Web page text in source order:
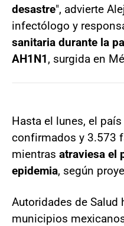
desastre", advierte
infectólogo y
sanitaria durante la
AH1N1, surgida en
Hasta el lunes, el
confirmados y 3.573
mientras atraviesa el
epidemia, según
Autoridades de Salud
municipios